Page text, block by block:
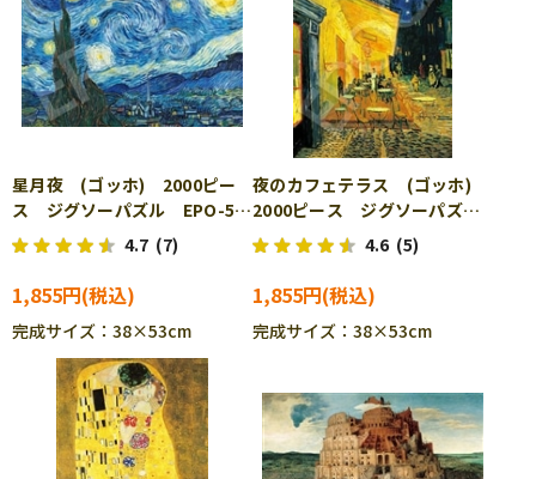
星月夜 (ゴッホ) 2000ピー
ス ジグソーパズル EPO-54-
229
4.7 (7)
1,855円
完成サイズ：38×53cm
夜のカフェテラス (ゴッホ)
2000ピース ジグソーパズ
ル EPO-54-230
4.6 (5)
1,855円
完成サイズ：38×53cm